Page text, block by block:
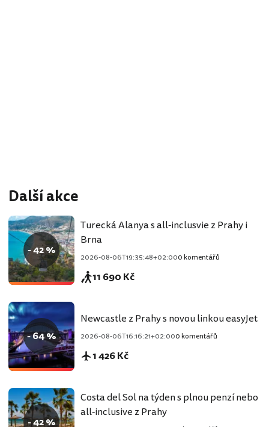
Další akce
- 42 %
Turecká Alanya s all-inclusvie z Prahy i
Brna
2026-08-06T19:35:48+02:000 komentářů
11 690 Kč
- 64 %
Newcastle z Prahy s novou linkou easyJet
2026-08-06T16:16:21+02:000 komentářů
1 426 Kč
- 42 %
Costa del Sol na týden s plnou penzí nebo
all-inclusive z Prahy